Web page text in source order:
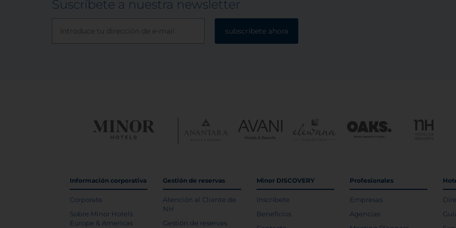
Suscríbete a nuestra newsletter
subscríbete ahora
Información corporativa
Corporate
Sobre Minor Hotels
Europe & Americas
Gestión de reservas
Atención al Cliente de
NH
Gestión de reservas
Minor DISCOVERY
Inscríbete
Beneficios
Profesionales
Empresas
Agencias